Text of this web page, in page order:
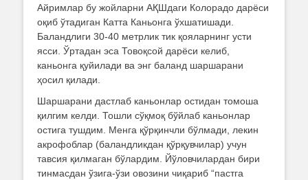
Айримлар бу жойларни АҚШдаги Колорадо дарёси
оқиб ўтадиган Катта Каньонга ўхшатишади.
Баландлиги 30-40 метрлик тик қояларнинг усти
ясси. Ўртадан эса Товоқсой дарёси келиб,
каньонга қуйилади ва энг баланд шаршарани
ҳосил қилади.
Шаршарани дастлаб каньонлар остидан томоша
қилгим келди. Тошли сўқмоқ бўйлаб каньонлар
остига тушдим. Менга қўрқинчли бўлмади, лекин
акрофоблар (баландликдан қўрқувчилар) учун
тавсия қилмаган бўлардим. Йўловчилардан бири
тинмасдан ўзига-ўзи овозини чиқариб “пастга